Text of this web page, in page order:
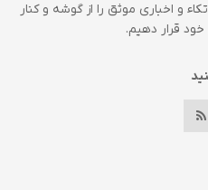
و اخباری موثق را از گوشه و کنار
خود قرار دهیم.